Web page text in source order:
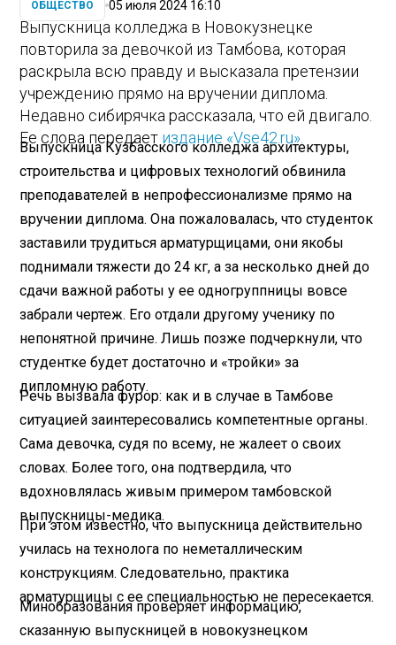
ОБЩЕСТВО 05 июля 2024 16:10
Выпускница колледжа в Новокузнецке
повторила за девочкой из Тамбова, которая
раскрыла всю правду и высказала претензии
учреждению прямо на вручении диплома.
Недавно сибирячка рассказала, что ей двигало.
Ее слова передает издание «Vse42.ru».
Выпускница Кузбасского колледжа архитектуры,
строительства и цифровых технологий обвинила
преподавателей в непрофессионализме прямо на
вручении диплома. Она пожаловалась, что студенток
заставили трудиться арматурщицами, они якобы
поднимали тяжести до 24 кг, а за несколько дней до
сдачи важной работы у ее одногруппницы вовсе
забрали чертеж. Его отдали другому ученику по
непонятной причине. Лишь позже подчеркнули, что
студентке будет достаточно и «тройки» за
дипломную работу.
Речь вызвала фурор: как и в случае в Тамбове
ситуацией заинтересовались компетентные органы.
Сама девочка, судя по всему, не жалеет о своих
словах. Более того, она подтвердила, что
вдохновлялась живым примером тамбовской
выпускницы-медика.
При этом известно, что выпускница действительно
училась на технолога по неметаллическим
конструкциям. Следовательно, практика
арматурщицы с ее специальностью не пересекается.
Минобразования проверяет информацию,
сказанную выпускницей в новокузнецком